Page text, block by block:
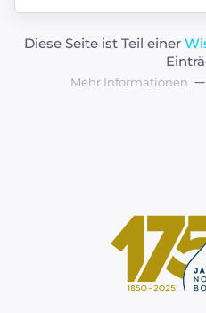
Diese Seite ist Teil einer
Mehr Informationen